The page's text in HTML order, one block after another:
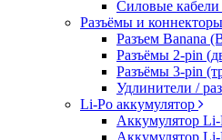
Силовые
Разъёмы и коннекторы
Разъем Banana
Разъёмы 2-pin
Разъёмы 3-pin
Удлинители /
Li-Po аккумулятор
Аккумулятор Li-
Аккумулятор Li-